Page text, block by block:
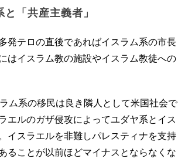
「共産主義者」
テロの直後であればイスラム系の市長
はイスラム教の施設やイスラム教徒への
ム系の移民は良き隣人として米国社会で
エルのガザ侵攻によってユダヤ系とイス
イスラエルを非難しパレスティナを支持
ることが以前ほどマイナスとならなくな